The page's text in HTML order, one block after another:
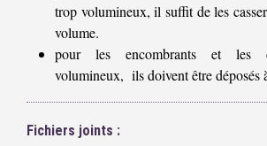
trop volumineux, il suffit de les
volume.
pour les encombrants et les
volumineux, ils doivent être déposés
Fichiers joints :